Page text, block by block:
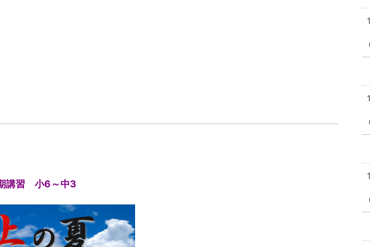
講習 小6～中3